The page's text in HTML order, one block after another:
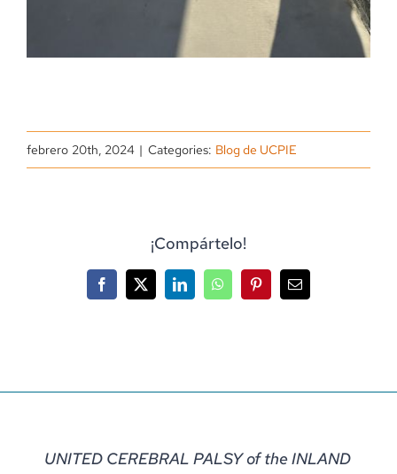
febrero 20th, 2024 | Categories: Blog de UCPIE
¡Compártelo!
Facebook
X LinkedInWhatsAppPinterestCorreo
electrónico
UNITED CEREBRAL PALSY of the INLAND